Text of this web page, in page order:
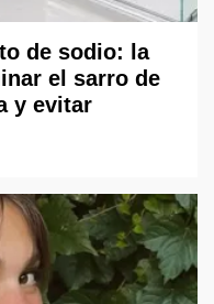
de sodio: la
el sarro de
y evitar